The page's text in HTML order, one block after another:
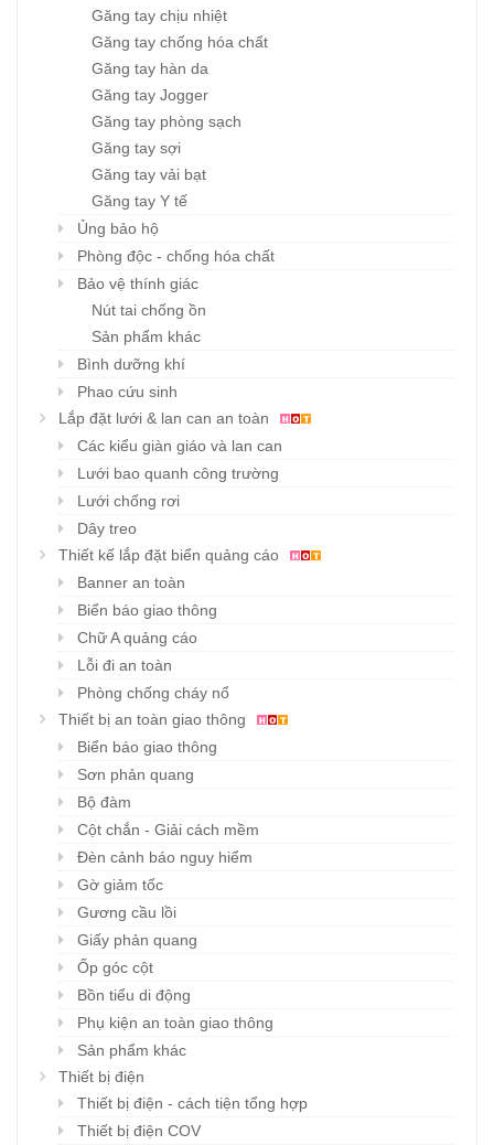
Găng tay chịu nhiệt
Găng tay chống hóa chất
Găng tay hàn da
Găng tay Jogger
Găng tay phòng sạch
Găng tay sợi
Găng tay vải bạt
Găng tay Y tế
Ủng bảo hộ
Phòng độc - chống hóa chất
Bảo vệ thính giác
Nút tai chống ồn
Sản phẩm khác
Bình dưỡng khí
Phao cứu sinh
Lắp đặt lưới & lan can an toàn
Các kiểu giàn giáo và lan can
Lưới bao quanh công trường
Lưới chống rơi
Dây treo
Thiết kế lắp đặt biển quảng cáo
Banner an toàn
Biển báo giao thông
Chữ A quảng cáo
Lỗi đi an toàn
Phòng chống cháy nổ
Thiết bị an toàn giao thông
Biển báo giao thông
Sơn phản quang
Bộ đàm
Cột chắn - Giải cách mềm
Đèn cảnh báo nguy hiểm
Gờ giảm tốc
Gương cầu lồi
Giấy phản quang
Ốp góc cột
Bồn tiểu di động
Phụ kiện an toàn giao thông
Sản phẩm khác
Thiết bị điện
Thiết bị điện - cách tiện tổng hợp
Thiết bị điện COV